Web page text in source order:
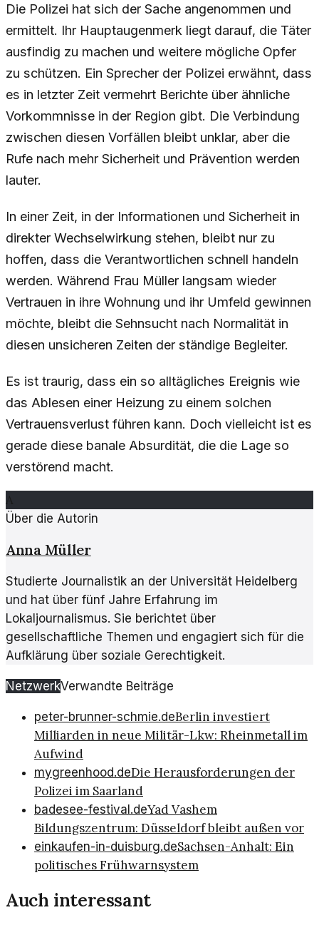
Die Polizei hat sich der Sache angenommen und
ermittelt. Ihr Hauptaugenmerk liegt darauf, die Täter
ausfindig zu machen und weitere mögliche Opfer
zu schützen. Ein Sprecher der Polizei erwähnt, dass
es in letzter Zeit vermehrt Berichte über ähnliche
Vorkommnisse in der Region gibt. Die Verbindung
zwischen diesen Vorfällen bleibt unklar, aber die
Rufe nach mehr Sicherheit und Prävention werden
lauter.
In einer Zeit, in der Informationen und Sicherheit in
direkter Wechselwirkung stehen, bleibt nur zu
hoffen, dass die Verantwortlichen schnell handeln
werden. Während Frau Müller langsam wieder
Vertrauen in ihre Wohnung und ihr Umfeld gewinnen
möchte, bleibt die Sehnsucht nach Normalität in
diesen unsicheren Zeiten der ständige Begleiter.
Es ist traurig, dass ein so alltägliches Ereignis wie
das Ablesen einer Heizung zu einem solchen
Vertrauensverlust führen kann. Doch vielleicht ist es
gerade diese banale Absurdität, die die Lage so
verstörend macht.
A
Über die Autorin
Anna Müller
Studierte Journalistik an der Universität Heidelberg
und hat über fünf Jahre Erfahrung im
Lokaljournalismus. Sie berichtet über
gesellschaftliche Themen und engagiert sich für die
Aufklärung über soziale Gerechtigkeit.
NetzwerkVerwandte Beiträge
peter-brunner-schmie.deBerlin investiert
Milliarden in neue Militär-Lkw: Rheinmetall im
Aufwind
mygreenhood.deDie Herausforderungen der
Polizei im Saarland
badesee-festival.deYad Vashem
Bildungszentrum: Düsseldorf bleibt außen vor
einkaufen-in-duisburg.deSachsen-Anhalt: Ein
politisches Frühwarnsystem
Auch interessant